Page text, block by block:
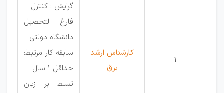
1
کارشناس ارشد
برق
گرایش : کنترل
فارغ التحصیل
دانشگاه دولتی
سابقه کار مرتبط:
حداقل 1 سال
تسلط بر زبان